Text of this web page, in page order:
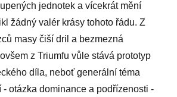
jednotek a vícekrát mění
žádný valér krásy tohoto řádu. Z
masy čiší dril a bezmezná
z Triumfu vůle stává prototyp
díla, neboť generální téma
otázka dominance a podřízenosti -